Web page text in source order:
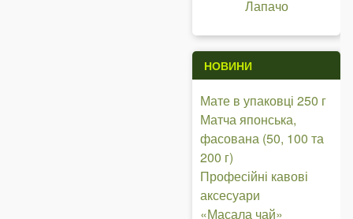
Лапачо
НОВИНИ
Мате в упаковці 250 г
Матча японська,
фасована (50, 100 та
200 г)
Професійні кавові
аксесуари
«Масала чай»